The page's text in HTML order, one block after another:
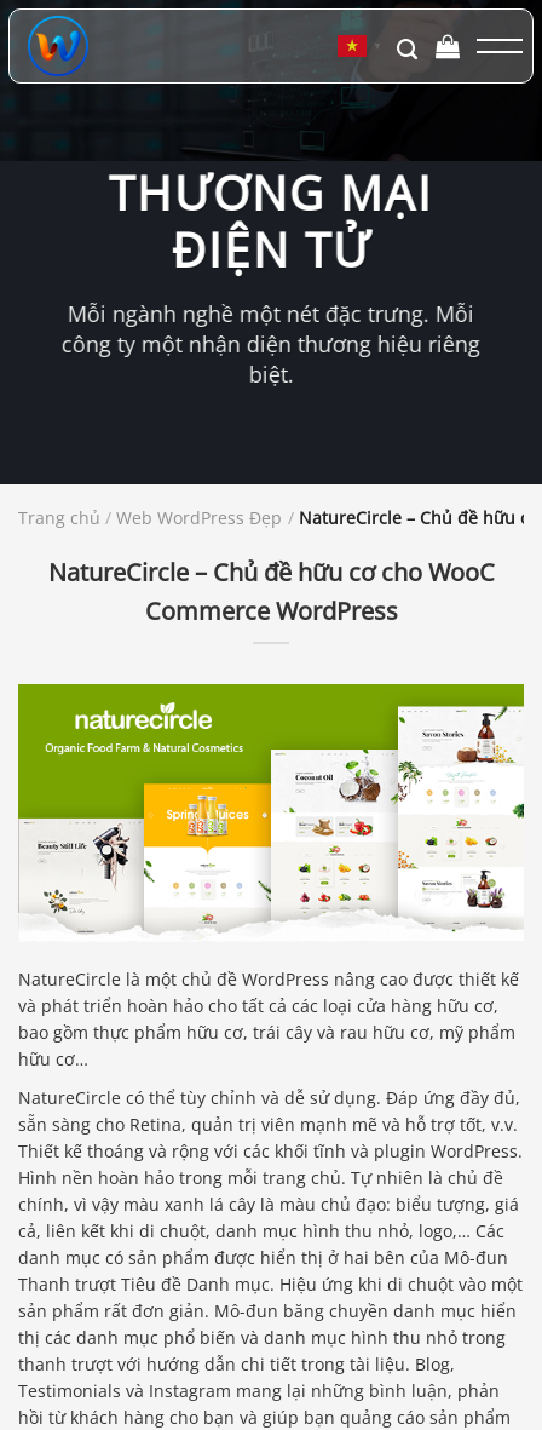
Chuyển
đến
dung
▼
THƯƠNG MẠI
ĐIỆN TỬ
Mỗi ngành nghề một nét đặc trưng. Mỗi
công ty một nhận diện thương hiệu riêng
biệt.
Trang chủ / Web WordPress Đẹp / NatureCircle – Chủ đề hữu
NatureCircle – Chủ đề hữu cơ cho WooC
Commerce WordPress
NatureCircle là một chủ đề WordPress nâng cao được thiết kế
và phát triển hoàn hảo cho tất cả các loại cửa hàng hữu cơ,
bao gồm thực phẩm hữu cơ, trái cây và rau hữu cơ, mỹ phẩm
hữu cơ…
NatureCircle có thể tùy chỉnh và dễ sử dụng. Đáp ứng đầy đủ,
sẵn sàng cho Retina, quản trị viên mạnh mẽ và hỗ trợ tốt, v.v.
Thiết kế thoáng và rộng với các khối tĩnh và plugin WordPress.
Hình nền hoàn hảo trong mỗi trang chủ. Tự nhiên là chủ đề
chính, vì vậy màu xanh lá cây là màu chủ đạo: biểu tượng, giá
cả, liên kết khi di chuột, danh mục hình thu nhỏ, logo,… Các
danh mục có sản phẩm được hiển thị ở hai bên của Mô-đun
Thanh trượt Tiêu đề Danh mục. Hiệu ứng khi di chuột vào một
sản phẩm rất đơn giản. Mô-đun băng chuyền danh mục hiển
thị các danh mục phổ biến và danh mục hình thu nhỏ trong
thanh trượt với hướng dẫn chi tiết trong tài liệu. Blog,
Testimonials và Instagram mang lại những bình luận, phản
hồi từ khách hàng cho bạn và giúp bạn quảng cáo sản phẩm